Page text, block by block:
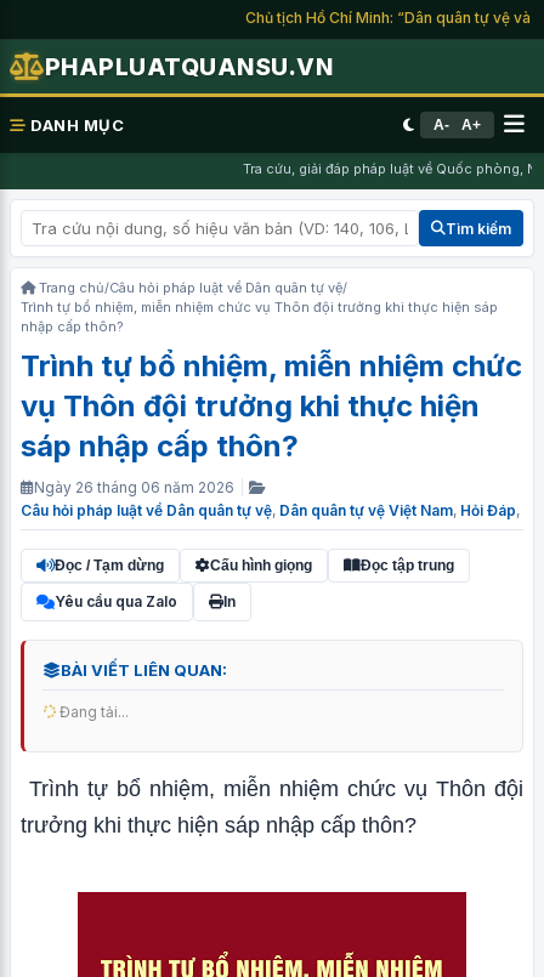
Chủ tịch Hồ Chí Minh: “Dân quân tự vệ và
PHAPLUATQUANSU.VN
DANH MỤC A- A+
Tra cứu, giải đáp pháp luật về Quốc phòng,
Tìm kiếm
Trang chủ/Câu hỏi pháp luật về Dân quân tự vệ/
Trình tự bổ nhiệm, miễn nhiệm chức vụ Thôn đội trưởng khi thực hiện sáp
nhập cấp thôn?
Trình tự bổ nhiệm, miễn nhiệm chức
vụ Thôn đội trưởng khi thực hiện
sáp nhập cấp thôn?
Ngày 26 tháng 06 năm 2026
Câu hỏi pháp luật về Dân quân tự vệ, Dân quân tự vệ Việt Nam, Hỏi Đáp,
Đọc / Tạm dừng Cấu hình giọng Đọc tập trung
Yêu cầu qua Zalo In
BÀI VIẾT LIÊN QUAN:
Đang tải...
Trình tự bổ nhiệm, miễn nhiệm chức vụ Thôn đội
trưởng khi thực hiện sáp nhập cấp thôn?